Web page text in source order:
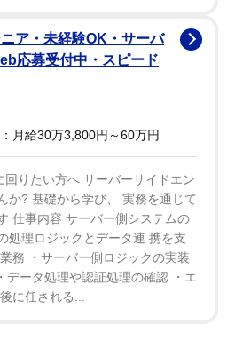
ア・未経験OK・サーバ
応募受付中・スピード
月給30万3,800円～60万円
回りたい方へ サーバーサイドエン
か? 基礎から学び、 実務を通じて
仕事内容 サーバー側システムの
処理ロジックとデータ連 携を支
務 ・サーバー側ロジックの実装
データ処理や認証処理の確認 ・エ
に任される...